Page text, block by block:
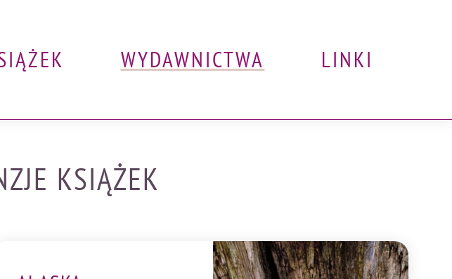
WYDAWNICTWA LINKI
KSIĄŻEK